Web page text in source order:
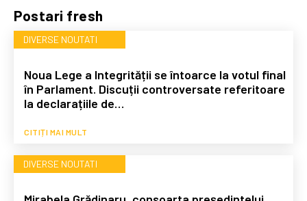
Postari fresh
DIVERSE NOUTATI
Noua Lege a Integrității se întoarce la votul final
în Parlament. Discuții controversate referitoare
la declarațiile de…
CITIȚI MAI MULT
DIVERSE NOUTATI